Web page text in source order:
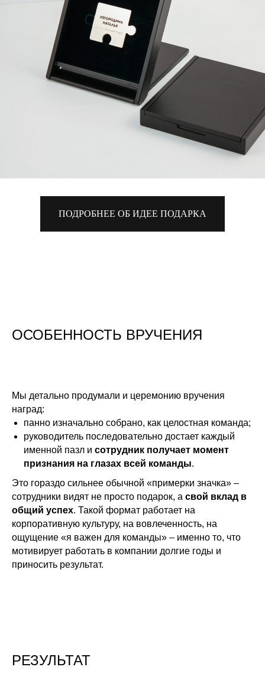
ПОДРОБНЕЕ ОБ ИДЕЕ ПОДАРКА
ОСОБЕННОСТЬ ВРУЧЕНИЯ
Мы детально продумали и церемонию вручения
наград:
панно изначально собрано, как целостная команда;
руководитель последовательно достает каждый
именной пазл и сотрудник получает момент
признания на глазах всей команды.
Это гораздо сильнее обычной «примерки значка» –
сотрудники видят не просто подарок, а свой вклад в
общий успех. Такой формат работает на
корпоративную культуру, на вовлеченность, на
ощущение «я важен для команды» – именно то, что
мотивирует работать в компании долгие годы и
приносить результат.
РЕЗУЛЬТАТ